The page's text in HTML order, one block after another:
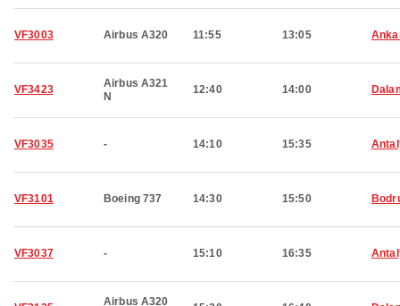
VF3003 Airbus A320 11:55 13:05
VF3423
Airbus A321
N
12:40 14:00
VF3035 - 14:10 15:35
VF3101 Boeing 737 14:30 15:50
VF3037 - 15:10 16:35
Airbus A320